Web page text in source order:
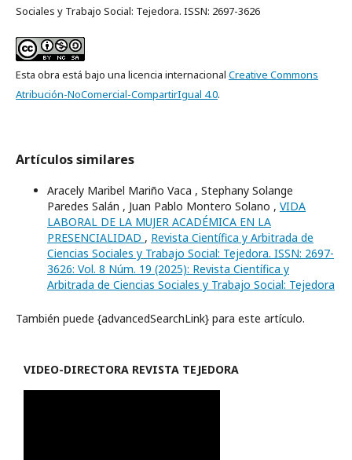
Sociales y Trabajo Social: Tejedora. ISSN: 2697-3626
Esta obra está bajo una licencia internacional Creative Commons
Atribución-NoComercial-CompartirIgual 4.0.
Artículos similares
Aracely Maribel Mariño Vaca , Stephany Solange
Paredes Salán , Juan Pablo Montero Solano , VIDA
LABORAL DE LA MUJER ACADÉMICA EN LA
PRESENCIALIDAD , Revista Científica y Arbitrada de
Ciencias Sociales y Trabajo Social: Tejedora. ISSN: 2697-
3626: Vol. 8 Núm. 19 (2025): Revista Científica y
Arbitrada de Ciencias Sociales y Trabajo Social: Tejedora
También puede {advancedSearchLink} para este artículo.
VIDEO-DIRECTORA REVISTA TEJEDORA